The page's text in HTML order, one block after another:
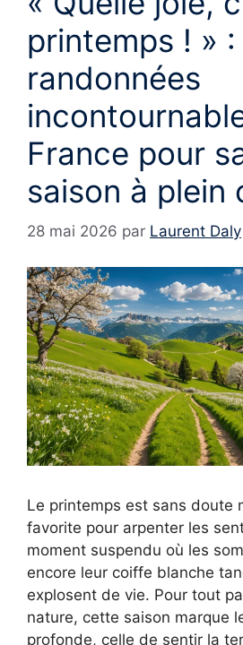
printemps ! » :
randonnées
France pour
saison à
28 mai 2026 par Laurent Daly
Le printemps est sans doute
favorite pour arpenter les
moment suspendu où les
encore leur coiffe blanche
explosent de vie. Pour tout
nature, cette saison marque
profonde, celle de sentir la